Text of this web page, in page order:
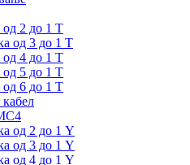
од 2 до 1 Т
од 3 до 1 Т
од 4 до 1 Т
од 5 до 1 Т
од 6 до 1 Т
од 2 до 1 Y
од 3 до 1 Y
од 4 до 1 Y